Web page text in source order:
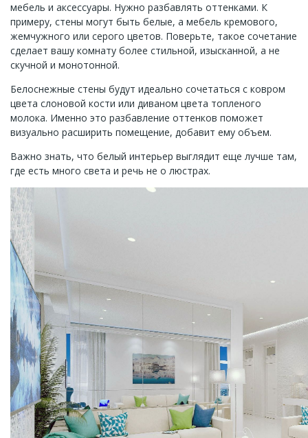
мебель и аксессуары. Нужно разбавлять оттенками. К
примеру, стены могут быть белые, а мебель кремового,
жемчужного или серого цветов. Поверьте, такое сочетание
сделает вашу комнату более стильной, изысканной, а не
скучной и монотонной.
Белоснежные стены будут идеально сочетаться с ковром
цвета слоновой кости или диваном цвета топленого
молока. Именно это разбавление оттенков поможет
визуально расширить помещение, добавит ему объем.
Важно знать, что белый интерьер выглядит еще лучше там,
где есть много света и речь не о люстрах.